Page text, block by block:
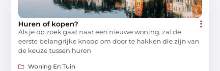
Huren of kopen?
Als je op zoek gaat naar een nieuwe woning, zal de
eerste belangrijke knoop om door te hakken die zijn van
de keuze tussen huren
Woning En Tuin